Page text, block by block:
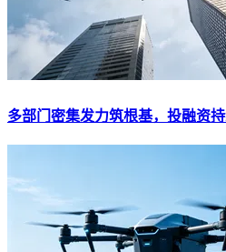
多部门密集发力筑根基，投融资